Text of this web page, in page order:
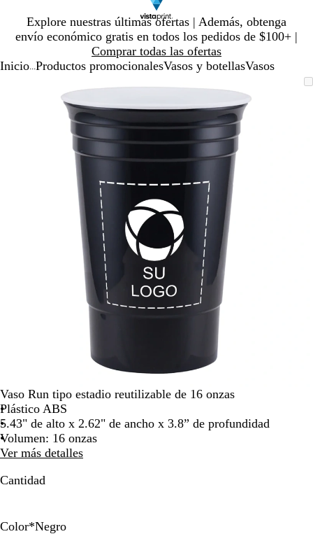
Explore nuestras últimas ofertas | Además, obtenga
envío económico gratis en todos los pedidos de $100+ |
Comprar todas las ofertas
Diapositiva
1
Inicio Productos promocionalesVasos y botellasVasos
con
zoom
mínimo
para
expandir
tecla
de
más
menos
(-)
para
acercar/alejar
con
zoom
y
las
teclas
arrastrar
Vaso Run tipo estadio reutilizable de 16 onzas
Plástico ABS
5.43" de alto x 2.62" de ancho x 3.8” de profundidad
Volumen: 16 onzas
Ver más detalles
Cantidad
Color*Negro